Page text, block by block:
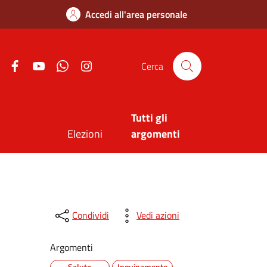
Accedi all'area personale
Twitter FacebookYoutube Whatsapp Cerca
Elezioni
Tutti gli
argomenti
Condividi Vedi azioni
Argomenti